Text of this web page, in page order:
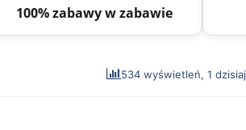
100% zabawy w zabawie
534 wyświetleń, 1 dzisiaj